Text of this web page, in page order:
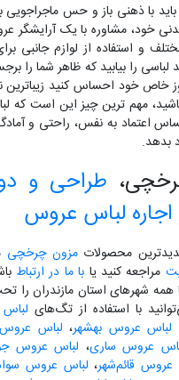
با ذهنی باز و حس
خود، مشاوره با یک آرایشگر
و استفاده از لوازم جانبی
لباسی را بیابید که ظاهر شما را
خاص خود احساس کنید
مهم ترین چیز این است که
اعتماد به نفس، راحتی و
بدهد.
طراحی و
اجاره لباس عروس
محصولاتمزون چرخچی
مراجعه کنید یا با ما در ارتباط
همه شهرهای استان مازندران
با استفاده از تگ‌های
لباس عروس بهشهر، لباس عروس
عروس ساری، لباس عروس
عروس قائم‌شهر، لباس عروس